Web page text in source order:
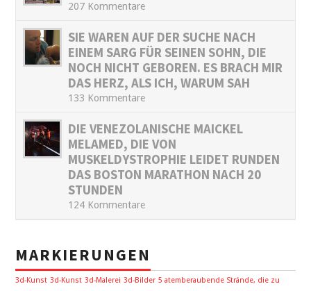
207 Kommentare
SIE WAREN AUF DER SUCHE NACH
EINEM SARG FÜR SEINEN SOHN, DIE
NOCH NICHT GEBOREN. ES BRACH MIR
DAS HERZ, ALS ICH, WARUM SAH
133 Kommentare
DIE VENEZOLANISCHE MAICKEL
MELAMED, DIE VON
MUSKELDYSTROPHIE LEIDET RUNDEN
DAS BOSTON MARATHON NACH 20
STUNDEN
124 Kommentare
MARKIERUNGEN
3d-Kunst 3d-Kunst 3d-Malerei 3d-Bilder 5 atemberaubende Strände, die zu